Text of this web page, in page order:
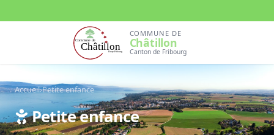
COMMUNE DE
Châtillon
Canton de Fribourg
Accueil›Petite enfance
Petite enfance